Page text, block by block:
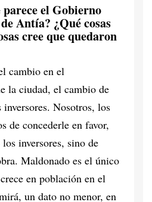
el Gobierno
Antía? ¿Qué cosas
cree que quedaron
cambio en el
la ciudad, el cambio de
Nosotros, los
de concederle en favor,
inversores, sino de
Maldonado es el único
en población en el
un dato no menor, en